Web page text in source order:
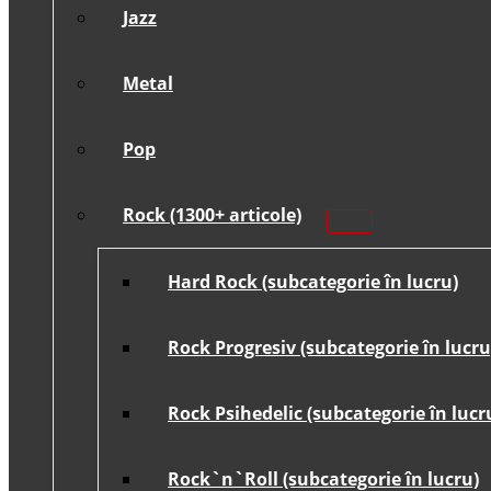
Jazz
Metal
Pop
Rock (1300+ articole)
Hard Rock (subcategorie în lucru)
Rock Progresiv (subcategorie în
Rock Psihedelic (subcategorie în
Rock`n`Roll (subcategorie în lucru)